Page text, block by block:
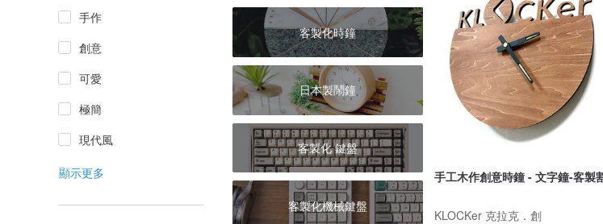
手作
創意
可愛
極簡
現代風
顯示更多
客製化時鐘
日本製鬧鐘
客製化 鍵盤
客製化機械鍵盤
手工木作創意時鐘 - 文字鐘-客製
KLOCKer 克拉克．創